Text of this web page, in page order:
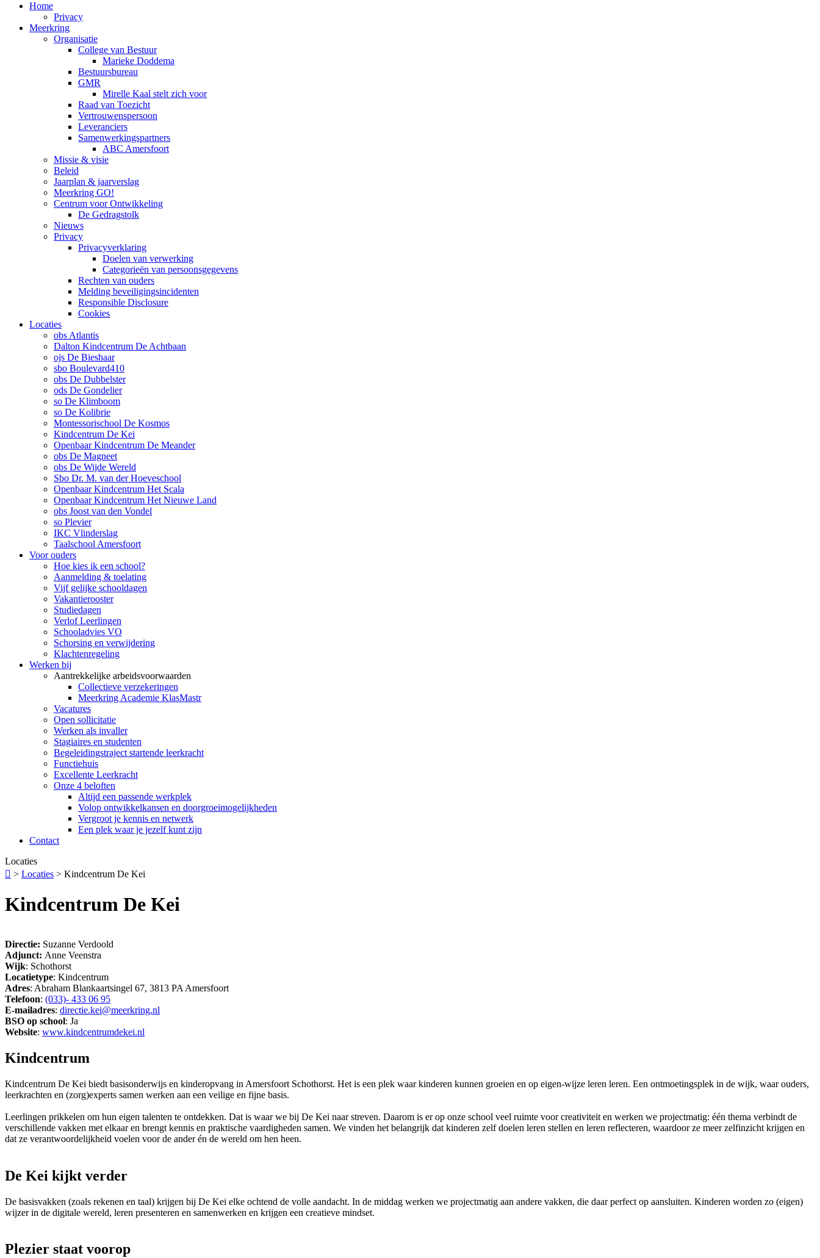
Home
Privacy
Meerkring
Organisatie
College van Bestuur
Marieke Doddema
Bestuursbureau
GMR
Mirelle Kaal stelt zich voor
Raad van Toezicht
Vertrouwenspersoon
Leveranciers
Samenwerkingspartners
ABC Amersfoort
Missie & visie
Beleid
Jaarplan & jaarverslag
Meerkring GO!
Centrum voor Ontwikkeling
De Gedragstolk
Nieuws
Privacy
Privacyverklaring
Doelen van verwerking
Categorieën van persoonsgegevens
Rechten van ouders
Melding beveiligingsincidenten
Responsible Disclosure
Cookies
Locaties
obs Atlantis
Dalton Kindcentrum De Achtbaan
ojs De Bieshaar
sbo Boulevard410
obs De Dubbelster
ods De Gondelier
so De Klimboom
so De Kolibrie
Montessorischool De Kosmos
Kindcentrum De Kei
Openbaar Kindcentrum De Meander
obs De Magneet
obs De Wijde Wereld
Sbo Dr. M. van der Hoeveschool
Openbaar Kindcentrum Het Scala
Openbaar Kindcentrum Het Nieuwe Land
obs Joost van den Vondel
so Plevier
IKC Vlinderslag
Taalschool Amersfoort
Voor ouders
Hoe kies ik een school?
Aanmelding & toelating
Vijf gelijke schooldagen
Vakantierooster
Studiedagen
Verlof Leerlingen
Schooladvies VO
Schorsing en verwijdering
Klachtenregeling
Werken bij
Aantrekkelijke arbeidsvoorwaarden
Collectieve verzekeringen
Meerkring Academie KlasMastr
Vacatures
Open sollicitatie
Werken als invaller
Stagiaires en studenten
Begeleidingstraject startende leerkracht
Functiehuis
Excellente Leerkracht
Onze 4 beloften
Altijd een passende werkplek
Volop ontwikkelkansen en doorgroeimogelijkheden
Vergroot je kennis en netwerk
Een plek waar je jezelf kunt zijn
Contact
Locaties
 > Locaties > Kindcentrum De Kei
Kindcentrum De Kei
Directie: Suzanne Verdoold
Adjunct: Anne Veenstra
Wijk: Schothorst
Locatietype: Kindcentrum
Adres: Abraham Blankaartsingel 67, 3813 PA Amersfoort
Telefoon: (033)- 433 06 95
E-mailadres: directie.kei@meerkring.nl
BSO op school: Ja
Website: www.kindcentrumdekei.nl
Kindcentrum
Kindcentrum De Kei biedt basisonderwijs en kinderopvang in Amersfoort Schothorst. Het is een plek waar kinderen kunnen groeien en op eigen-wijze leren leren. Een ontmoetingsplek in de wijk, waar ouders,
leerkrachten en (zorg)experts samen werken aan een veilige en fijne basis.
Leerlingen prikkelen om hun eigen talenten te ontdekken. Dat is waar we bij De Kei naar streven. Daarom is er op onze school veel ruimte voor creativiteit en werken we projectmatig: één thema verbindt de
verschillende vakken met elkaar en brengt kennis en praktische vaardigheden samen. We vinden het belangrijk dat kinderen zelf doelen leren stellen en leren reflecteren, waardoor ze meer zelfinzicht krijgen en
dat ze verantwoordelijkheid voelen voor de ander én de wereld om hen heen.
De Kei kijkt verder
De basisvakken (zoals rekenen en taal) krijgen bij De Kei elke ochtend de volle aandacht. In de middag werken we projectmatig aan andere vakken, die daar perfect op aansluiten. Kinderen worden zo (eigen)
wijzer in de digitale wereld, leren presenteren en samenwerken en krijgen een creatieve mindset.
Plezier staat voorop